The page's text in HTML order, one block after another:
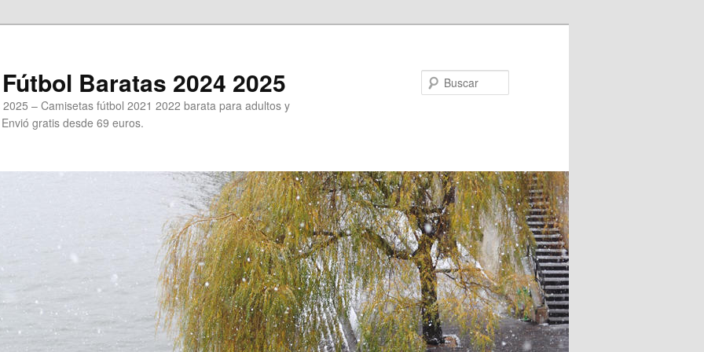
Baratas 2024 2025
– Camisetas fútbol 2021 2022 barata para adultos y
gratis desde 69 euros.